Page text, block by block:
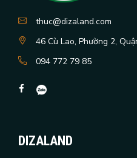
thuc@dizaland.com
46 Cù Lao, Phường 2,
094 772 79 85
DIZALAND